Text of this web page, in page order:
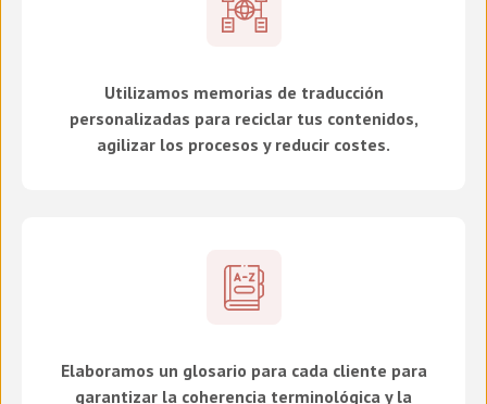
Utilizamos memorias de traducción
personalizadas para reciclar tus contenidos,
agilizar los procesos y reducir costes.
Elaboramos un glosario para cada cliente para
garantizar la coherencia terminológica y la